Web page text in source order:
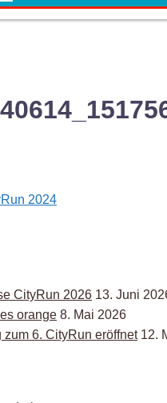
2024
CityRun 2026 13. Juni
orange 8. Mai 2026
zum 6. CityRun eröffnet 12.